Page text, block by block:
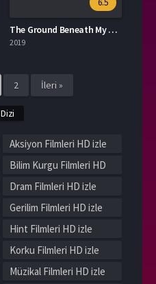
6.5
The Ground Beneath My Feet
2019
2 İleri »
Dizi
Aksiyon Filmleri HD izle
Bilim Kurgu Filmleri HD
izle
Dram Filmleri HD izle
Gerilim Filmleri HD izle
Hint Filmleri HD izle
Korku Filmleri HD izle
Müzikal Filmleri HD izle